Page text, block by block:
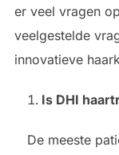
er veel vragen
veelgestelde
innovatieve
Is DHI
De meeste